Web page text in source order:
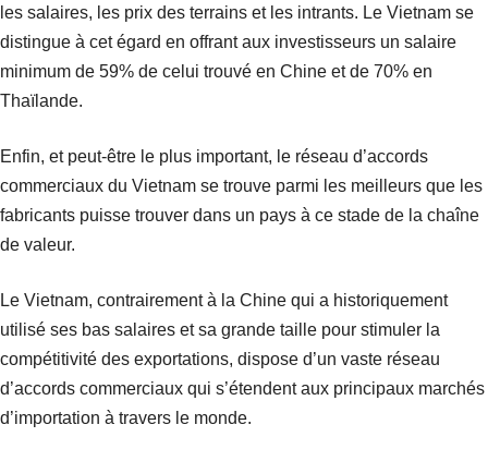
les salaires, les prix des terrains et les intrants. Le Vietnam se
distingue à cet égard en offrant aux investisseurs un salaire
minimum de 59% de celui trouvé en Chine et de 70% en
Thaïlande.
Enfin, et peut-être le plus important, le réseau d’accords
commerciaux du Vietnam se trouve parmi les meilleurs que les
fabricants puisse trouver dans un pays à ce stade de la chaîne
de valeur.
Le Vietnam, contrairement à la Chine qui a historiquement
utilisé ses bas salaires et sa grande taille pour stimuler la
compétitivité des exportations, dispose d’un vaste réseau
d’accords commerciaux qui s’étendent aux principaux marchés
d’importation à travers le monde.